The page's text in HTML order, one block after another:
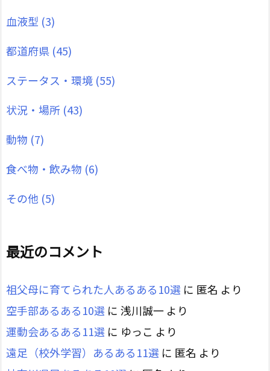
血液型 (3)
都道府県 (45)
ステータス・環境 (55)
状況・場所 (43)
動物 (7)
食べ物・飲み物 (6)
その他 (5)
最近のコメント
祖父母に育てられた人あるある10選 に 匿名 より
空手部あるある10選 に 浅川誠一 より
運動会あるある11選 に ゆっこ より
遠足（校外学習）あるある11選 に 匿名 より